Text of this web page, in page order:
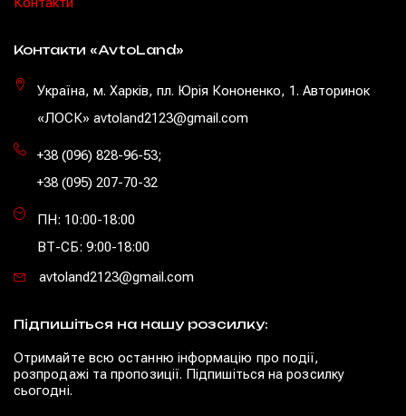
Контакти «AvtoLand»
Україна, м. Харків, пл. Юрія Кононенко, 1. Авторинок
«ЛОСК» avtoland2123@gmail.com
+38 (096) 828-96-53;
+38 (095) 207-70-32
ПН: 10:00-18:00
ВТ-СБ: 9:00-18:00
avtoland2123@gmail.com
Підпишіться на нашу розсилку:
Отримайте всю останню інформацію про події,
розпродажі та пропозиції. Підпишіться на розсилку
сьогодні.